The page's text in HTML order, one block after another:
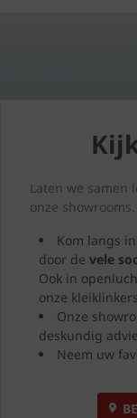
Laten we samen
onze showrooms.
Kom langs
door de vele
Ook in
onze
Onze
deskundig
Neem uw